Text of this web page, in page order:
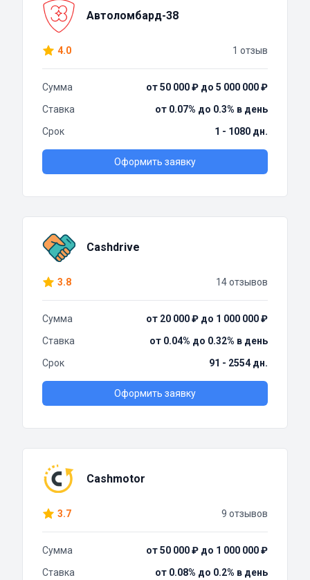
Автоломбард-38
4.0 1 отзыв
Сумма
от 50 000 ₽ до 5 000 000 ₽
Ставка
от 0.07% до 0.3% в день
Срок
1 - 1080 дн.
Оформить заявку
Cashdrive
3.8 14 отзывов
Сумма
от 20 000 ₽ до 1 000 000 ₽
Ставка
от 0.04% до 0.32% в день
Срок
91 - 2554 дн.
Оформить заявку
Cashmotor
3.7 9 отзывов
Сумма
от 50 000 ₽ до 1 000 000 ₽
Ставка
от 0.08% до 0.2% в день